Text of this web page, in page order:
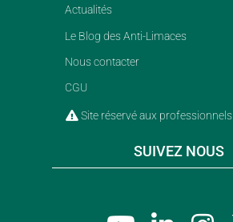
Actualités
Le Blog des Anti-Limaces
Nous contacter
CGU
Site réservé aux professionnels
SUIVEZ NOUS